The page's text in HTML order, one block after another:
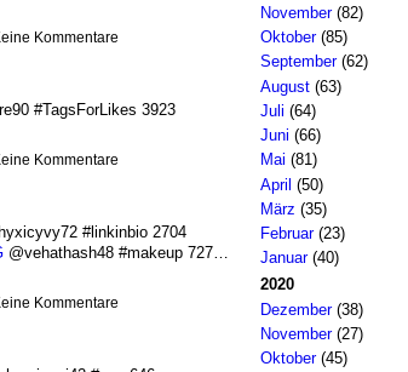
Kommentare
#TagsForLikes 3923
Kommentare
#linkinbio 2704
@vehathash48 #makeup 727…
Kommentare
November(82)
Oktober(85)
September(62)
August(63)
Juli (64)
Juni (66)
Mai (81)
April (50)
März (35)
Februar(23)
Januar(40)
2020
Dezember(38)
November(27)
Oktober(45)